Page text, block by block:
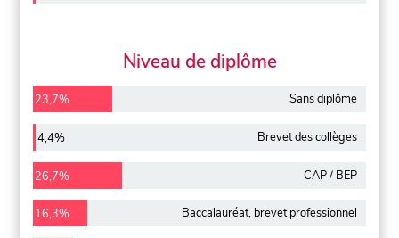
Niveau de diplôme
23,7% Sans diplôme
4,4% Brevet des collèges
26,7% CAP / BEP
16,3% Baccalauréat, brevet professionnel